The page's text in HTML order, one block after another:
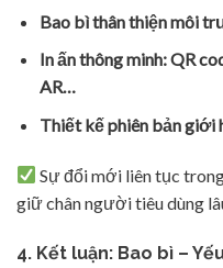
Bao bì thân thiện môi
In ấn thông minh: QR
AR…
Thiết kế phiên bản giới
Sự đổi mới liên tục
giữ chân người tiêu dùng
4. Kết luận: Bao bì –